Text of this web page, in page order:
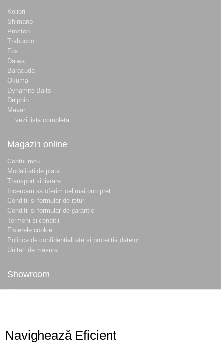
Kolibri
Shimano
Preston
Trabucco
Fox
Daiwa
Baracuda
Okuma
Dynamite Baits
Delphin
Maver
... vezi lista completa
Magazin online
Contul meu
Modalitati de plata
Transport si livrare
Incercam sa oferim cel mai bun pret
Conditii si formular de retur
Conditii si formular de garantie
Termeni si conditii
Fisierele cookie
Politica de confidentialitate si protectia datelor
Unitati de masura
Showroom
Despre noi
Navighează Eficient